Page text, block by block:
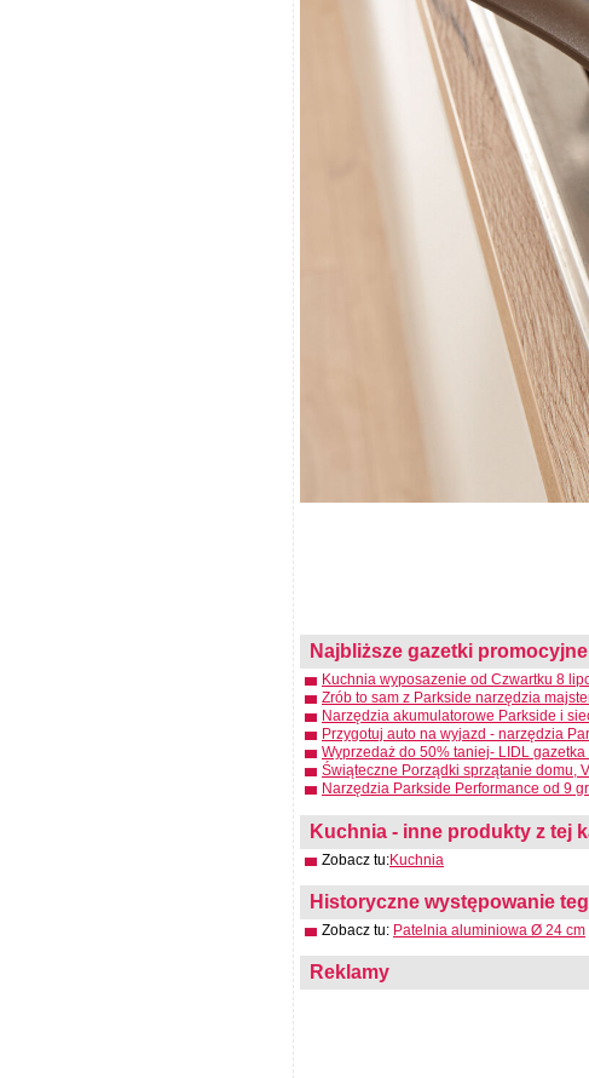
Najbliższe gazetki promocyjne
Kuchnia wyposazenie od Czwartku 8
Zrób to sam z Parkside narzędzia
Narzędzia akumulatorowe Parkside i
Przygotuj auto na wyjazd - narzędzia
Wyprzedaż do 50% taniej- LIDL
Świąteczne Porządki sprzątanie domu,
Narzędzia Parkside Performance od 9
Kuchnia - inne produkty z tej
Zobacz tu:Kuchnia
Historyczne występowanie
Zobacz tu: Patelnia aluminiowa Ø 24 cm
Reklamy